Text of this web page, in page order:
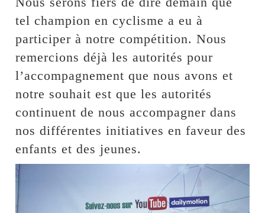
tel champion en cyclisme a eu à
participer à notre compétition. Nous
remercions déjà les autorités pour
l’accompagnement que nous avons et
notre souhait est que les autorités
continuent de nous accompagner dans
nos différentes initiatives en faveur des
enfants et des jeunes.